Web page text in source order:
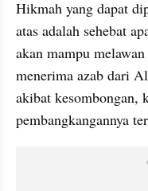
Hikmah yang dapat
atas adalah sehebat
akan mampu
menerima azab dari
akibat kesombongan,
pembangkangannya